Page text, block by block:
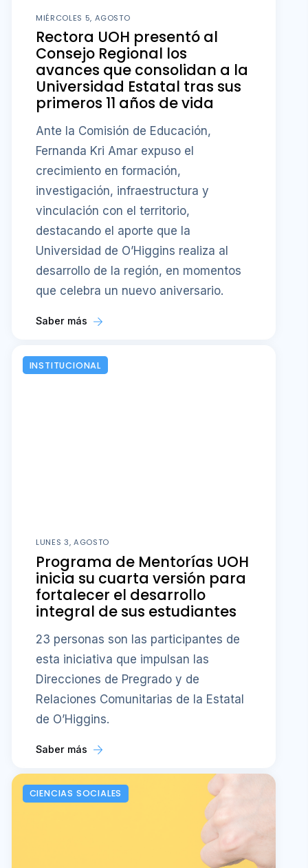
MIÉRCOLES 5, AGOSTO
Rectora UOH presentó al
Consejo Regional los
avances que consolidan a la
Universidad Estatal tras sus
primeros 11 años de vida
Ante la Comisión de Educación,
Fernanda Kri Amar expuso el
crecimiento en formación,
investigación, infraestructura y
vinculación con el territorio,
destacando el aporte que la
Universidad de O’Higgins realiza al
desarrollo de la región, en momentos
que celebra un nuevo aniversario.
Saber más
INSTITUCIONAL
LUNES 3, AGOSTO
Programa de Mentorías UOH
inicia su cuarta versión para
fortalecer el desarrollo
integral de sus estudiantes
23 personas son las participantes de
esta iniciativa que impulsan las
Direcciones de Pregrado y de
Relaciones Comunitarias de la Estatal
de O’Higgins.
Saber más
CIENCIAS SOCIALES